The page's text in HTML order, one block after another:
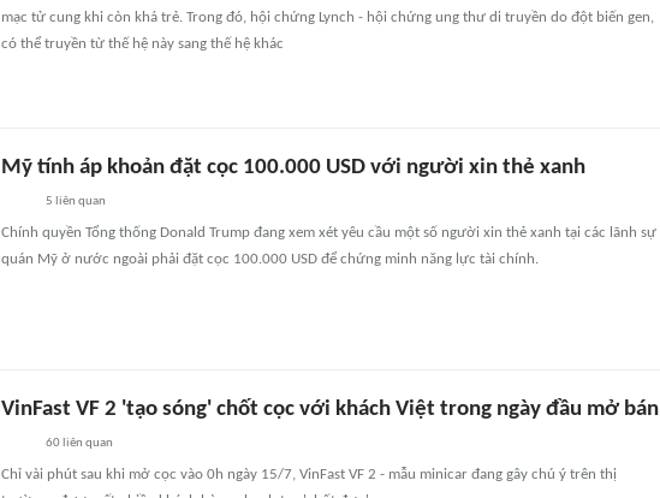
mạc tử cung khi còn khá trẻ. Trong đó, hội chứng Lynch - hội chứng ung thư di truyền do đột biến gen,
có thể truyền từ thế hệ này sang thế hệ khác
Mỹ tính áp khoản đặt cọc 100.000 USD với người xin thẻ xanh
5 liên quan
Chính quyền Tổng thống Donald Trump đang xem xét yêu cầu một số người xin thẻ xanh tại các lãnh sự
quán Mỹ ở nước ngoài phải đặt cọc 100.000 USD để chứng minh năng lực tài chính.
VinFast VF 2 'tạo sóng' chốt cọc với khách Việt trong ngày đầu mở bán
60liên quan
Chỉ vài phút sau khi mở cọc vào 0h ngày 15/7, VinFast VF 2 - mẫu minicar đang gây chú ý trên thị